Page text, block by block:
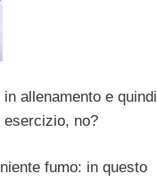
allenamento e quindi
no?
fumo: in questo